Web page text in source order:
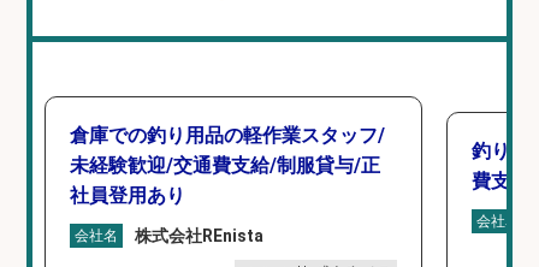
倉庫での釣り用品の軽作業スタッフ/
未経験歓迎/交通費支給/制服貸与/正
社員登用あり
会社名 株式会社REnista
釣り具
費支給
会社名